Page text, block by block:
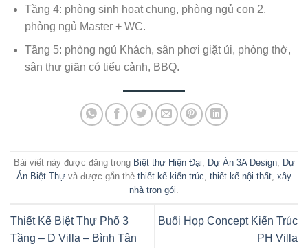
Tầng 4: phòng sinh hoạt chung, phòng ngủ con 2,
phòng ngủ Master + WC.
Tầng 5: phòng ngủ Khách, sân phơi giặt ủi, phòng thờ,
sân thư giãn có tiểu cảnh, BBQ.
Bài viết này được đăng trong Biệt thự Hiện Đại, Dự Án 3A Design, Dự
Án Biệt Thự và được gắn thẻ thiết kế kiến trúc, thiết kế nội thất, xây
nhà trọn gói.
Thiết Kế Biệt Thự Phố 3
Tầng – D Villa – Bình Tân
Buổi Họp Concept Kiến Trúc
PH Villa